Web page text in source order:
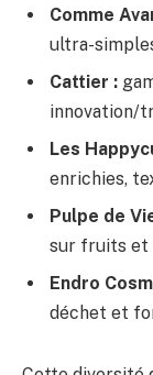
Comme
ultra-
Cattier :
innovation/
Les
enrichies,
Pulpe de
sur fruits et
Endro
déchet et